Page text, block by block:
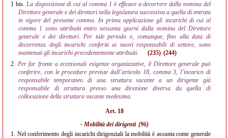
1 bis. La disposizione di cui al comma 1 è efficace a decorrere dalla nomina del
Direttore generale e dei direttori nella legislatura successiva a quella di entrata
in vigore del presente comma. In prima applicazione gli incarichi di cui al
comma 1 sono attribuiti entro sessanta giorni dalla nomina del Direttore
generale e dei direttori. Per tale periodo e, comunque, fino alla data di
decorrenza degli incarichi conferiti ai nuovi responsabili di settore, sono
mantenuti gli incarichi precedentemente attribuiti.
(235) (244)
2. Per far fronte a eccezionali esigenze organizzative, il Direttore generale può
conferire, con le procedure previste dall’articolo 18, comma 3, l’incarico di
responsabile temporaneo di una struttura vacante a un dirigente già
responsabile di struttura presso una direzione diversa da quella di
collocazione della struttura vacante medesima.
Art. 18
- Mobilità dei dirigenti (96)
1. Nel conferimento degli incarichi dirigenziali la mobilità è assunta come generale